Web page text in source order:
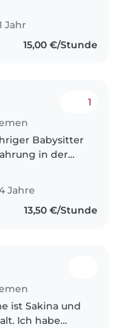
Jahr
15,00 €/Stunde
1
Babysitter
in der
spreche
und Englisch
geduldig,
Jahre
13,50 €/Stunde
ist Sakina und
Ich habe